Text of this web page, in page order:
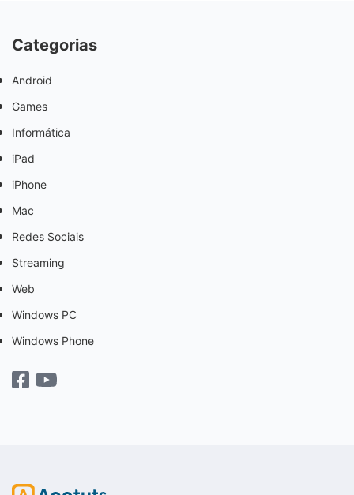
Categorias
Android
Games
Informática
iPad
iPhone
Mac
Redes Sociais
Streaming
Web
Windows PC
Windows Phone